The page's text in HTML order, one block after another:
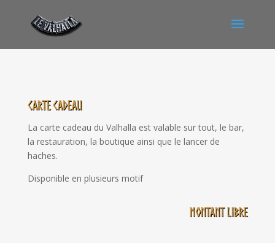
Carte cadeau
La carte cadeau du Valhalla est valable sur tout, le bar,
la restauration, la boutique ainsi que le lancer de
haches.
Disponible en plusieurs motif
Montant libre